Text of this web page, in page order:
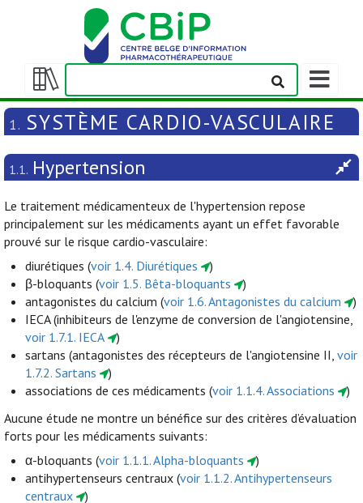
Afficher/masquer
la
table
matières
Afficher/
la
barre
de
navigation
1. SYSTÈME CARDIO-VASCULAIRE
1.1. Hypertension
Le traitement médicamenteux de l'hypertension repose
principalement sur les médicaments ayant un effet favorable
prouvé sur le risque cardio-vasculaire:
diurétiques (voir 1.4. Diurétiques
)
β-bloquants (voir 1.5. Bêta-bloquants
)
antagonistes du calcium (voir 1.6. Antagonistes du calcium
)
IECA (inhibiteurs de l'enzyme de conversion de l'angiotensine,
voir 1.7.1. IECA
)
sartans (antagonistes des récepteurs de l'angiotensine II,voir
1.7.2. Sartans
)
associations de ces médicaments (voir 1.1.4. Associations
)
Aucune étude ne montre un bénéfice sur des critères d’évaluation
forts pour les médicaments suivants:
α-bloquants (voir 1.1.1. Alpha-bloquants
)
antihypertenseurs centraux (voir 1.1.2. Antihypertenseurs
centraux
)